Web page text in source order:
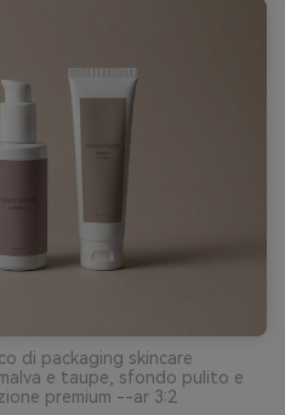
di packaging skincare
e taupe, sfondo pulito e
premium --ar 3:2